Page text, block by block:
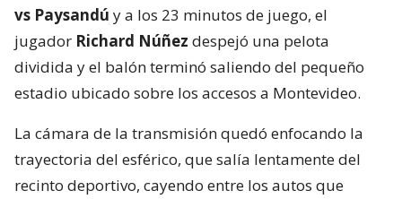
vs Paysandú y a los 23 minutos de juego, el
jugador Richard Núñez despejó una pelota
dividida y el balón terminó saliendo del pequeño
estadio ubicado sobre los accesos a Montevideo.
La cámara de la transmisión quedó enfocando la
trayectoria del esférico, que salía lentamente del
recinto deportivo, cayendo entre los autos que